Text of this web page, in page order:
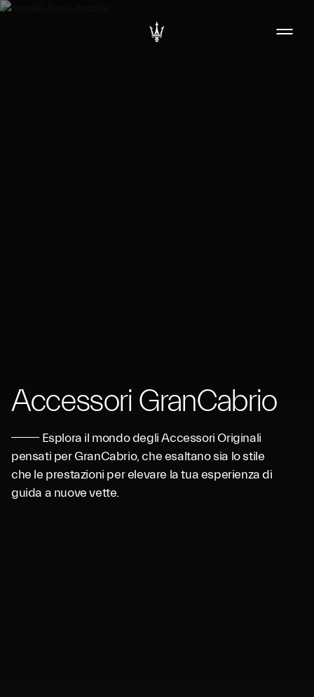
Accessori GranCabrio
Esplora il mondo degli Accessori Originali
pensati per GranCabrio, che esaltano sia lo stile
che le prestazioni per elevare la tua esperienza di
guida a nuove vette.